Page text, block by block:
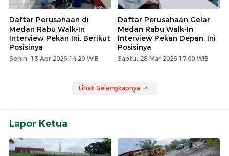
Daftar Perusahaan di
Medan Rabu Walk-In
Interview Pekan Ini, Berikut
Posisinya
Senin, 13 Apr 2026 14:29 WIB
Daftar Perusahaan Gelar
Medan Rabu Walk-In
Interview Pekan Depan, Ini
Posisinya
Sabtu, 28 Mar 2026 17:00 WIB
Lihat Selengkapnya
Lapor Ketua